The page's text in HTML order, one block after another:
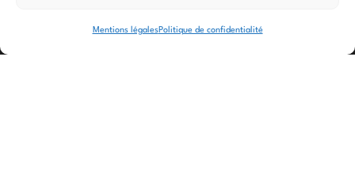
Mentions légalesPolitique de confidentialité